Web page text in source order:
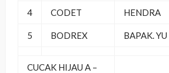
4 CODET HENDRA
5 BODREX BAPAK.YU
CUCAK HIJAU A –